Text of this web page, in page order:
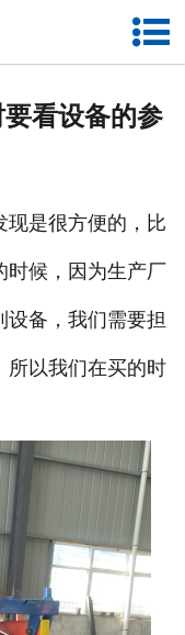
厂房设备
联系我们
看设备的参
是很方便的，比
时候，因为生产厂
设备，我们需要担
所以我们在买的时